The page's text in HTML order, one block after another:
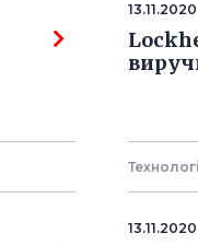
13.11.2020
13.11.2020